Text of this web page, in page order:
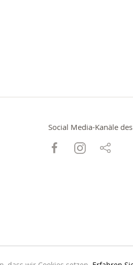
Social Media-Kanäle des